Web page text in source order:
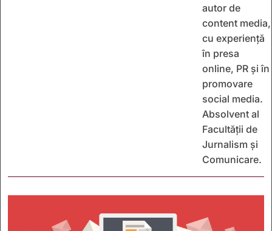
autor de
content media,
cu experiență
în presa
online, PR și în
promovare
social media.
Absolvent al
Facultății de
Jurnalism și
Comunicare.